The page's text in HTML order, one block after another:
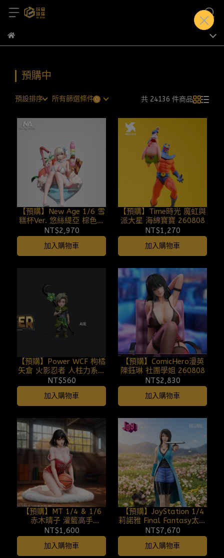
預購中
預設排序 所有篩選條件 共 24136 件商品
【預購】New Age 1/6 雪
糕杯Ver. 悠絲緹亞 棕色塵
埃2 260808
NT$2,970
加入購物車
【預購】Time時光 魔虹與
派大星 海綿寶寶 260808
NT$1,270
加入購物車
【預購】Power WCF 枸橘
矢倉 火影忍者 人柱力系列
(雙版本) 260808
NT$560
加入購物車
【預購】ComicHero漫英
陳鈺琳 社團學姐 260808
NT$2,830
加入購物車
【預購】MT 1/4 & 1/6
赤木晴子 灌籃高手
260808
NT$1,600
加入購物車
【預購】JoyStation 1/4
莉諾雅 Final Fantasy太空
戰士最終幻想VIII (多版本)
260808
NT$7,670
加入購物車